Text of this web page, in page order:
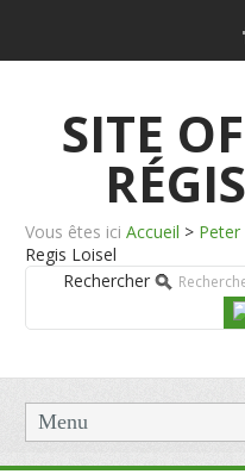
SITE
Vous êtes ici Accueil > Peter
Regis Loisel
Rechercher
Menu